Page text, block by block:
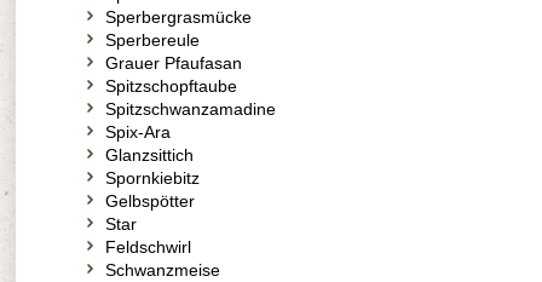
Sperbergrasmücke
Sperbereule
Grauer Pfaufasan
Spitzschopftaube
Spitzschwanzamadine
Spix-Ara
Glanzsittich
Spornkiebitz
Gelbspötter
Star
Feldschwirl
Schwanzmeise